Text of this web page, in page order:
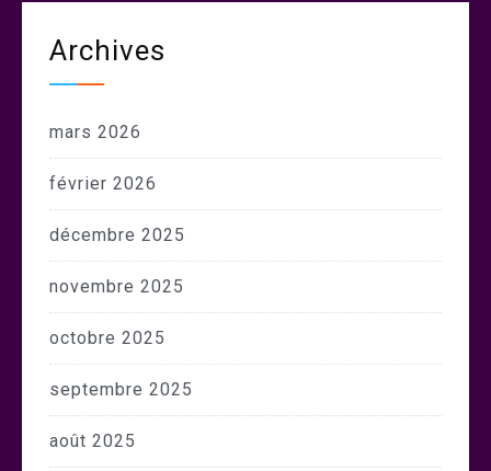
Archives
mars 2026
février 2026
décembre 2025
novembre 2025
octobre 2025
septembre 2025
août 2025